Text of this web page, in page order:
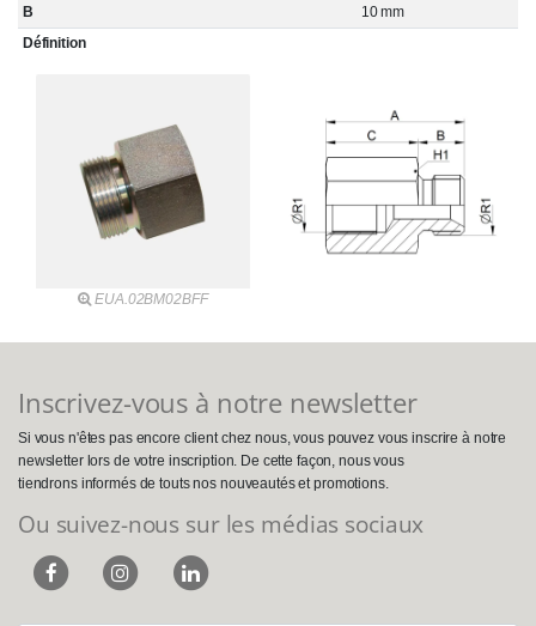
B
10 mm
Définition
EUA.02BM02BFF
Inscrivez-vous à notre newsletter
Si vous n'êtes pas encore client chez nous, vous pouvez vous inscrire à notre
newsletter lors de votre inscription. De cette façon, nous vous
tiendrons informés de touts nos nouveautés et promotions.
Ou suivez-nous sur les médias sociaux